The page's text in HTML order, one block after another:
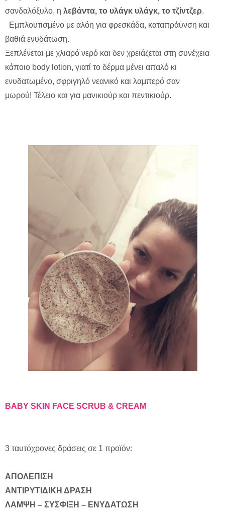
σανδαλόξυλο, η λεβάντα, το υλάγκ υλάγκ, το τζίντζερ.
Εμπλουτισμένο με αλόη για φρεσκάδα, καταπράυνση και
βαθιά ενυδάτωση.
Ξεπλένεται με χλιαρό νερό και δεν χρειάζεται στη συνέχεια
κάποιο body lotion, γιατί το δέρμα μένει απαλό κι
ενυδατωμένο, σφριγηλό νεανικό και λαμπερό σαν
μωρού! Τέλειο και για μανικιούρ και πεντικιούρ.
BABY SKIN FACE SCRUB & CREAM
3 ταυτόχρονες δράσεις σε 1 προϊόν:
ΑΠΟΛΕΠΙΣΗ
ΑΝΤΙΡΥΤΙΔΙΚΗ ΔΡΑΣΗ
ΛΑΜΨΗ – ΣΥΣΦΙΞΗ – ΕΝΥΔΑΤΩΣΗ